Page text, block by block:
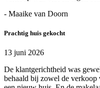
- Maaike van Doorn
Prachtig huis gekocht
13 juni 2026
De klantgerichtheid was
behaald bij zowel de verkoop